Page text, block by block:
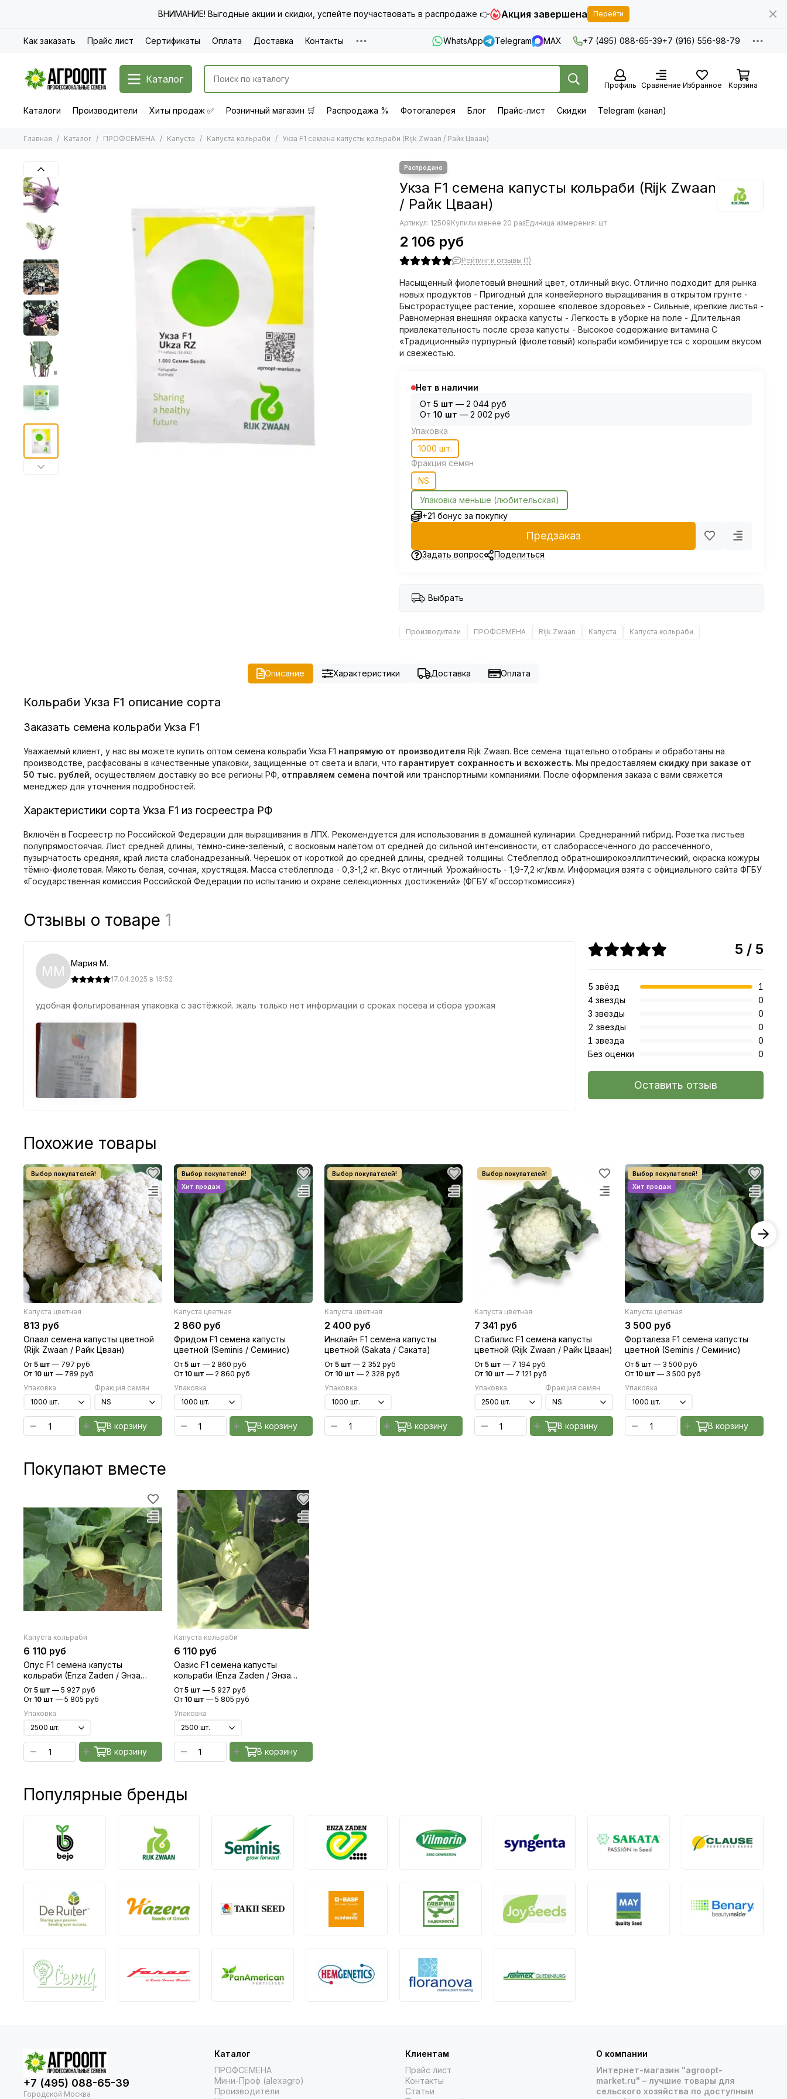
ВНИМАНИЕ! Выгодные акции и скидки, успейте поучаствовать в распродаже 👉 Акция завершена Перейти
Как заказать Прайс лист Сертификаты Оплата Доставка Контакты WhatsApp Telegram MAX +7 (495) 088-65-39+7 (916) 556-98-79
Каталог
Профиль Сравнение Избранное Корзина
Каталоги Производители Хиты продаж ✅ Розничный магазин 🛒 Распродажа % Фотогалерея Блог Прайс-лист Скидки Telegram (канал)
Главная Каталог ПРОФСЕМЕНА Капуста Капуста кольраби Укза F1 семена капусты кольраби (Rijk Zwaan / Райк Цваан)
Укза F1 семена капусты кольраби (Rijk Zwaan
/ Райк Цваан)
Артикул: 12509Купили менее 20 разЕдиница измерения: шт
2 106 руб
Рейтинг и отзывы (1)
Насыщенный фиолетовый внешний цвет, отличный вкус. Отлично подходит для рынка
новых продуктов - Пригодный для конвейерного выращивания в открытом грунте -
Быстрорастущее растение, хорошее «полевое здоровье» - Сильные, крепкие листья -
Равномерная внешняя окраска капусты - Легкость в уборке на поле - Длительная
привлекательность после среза капусты - Высокое содержание витамина С
«Традиционный» пурпурный (фиолетовый) кольраби комбинируется с хорошим вкусом
и свежестью.
Нет в наличии
От 5 шт — 2 044 руб
От 10 шт — 2 002 руб
Упаковка
1000 шт.
Фракция семян
NS
Упаковка меньше (любительская)
+21 бонус за покупку
Предзаказ
Задать вопрос Поделиться
Выбрать
Производители ПРОФСЕМЕНА Rijk Zwaan Капуста Капуста кольраби
Описание Характеристики Доставка Оплата
Кольраби Укза F1 описание сорта
Заказать семена кольраби Укза F1
Уважаемый клиент, у нас вы можете купить оптом семена кольраби Укза F1 напрямую от производителя Rijk Zwaan. Все семена тщательно отобраны и обработаны на
производстве, расфасованы в качественные упаковки, защищенные от света и влаги, что гарантирует сохранность и всхожесть. Мы предоставляем скидку при заказе от
50 тыс. рублей , осуществляем доставку во все регионы РФ, отправляем семена почтой или транспортными компаниями. После оформления заказа с вами свяжется
менеджер для уточнения подробностей.
Характеристики сорта Укза F1 из госреестра РФ
Включён в Госреестр по Российской Федерации для выращивания в ЛПХ. Рекомендуется для использования в домашней кулинарии. Среднеранний гибрид. Розетка листьев
полупрямостоячая. Лист средней длины, тёмно-сине-зелёный, с восковым налётом от средней до сильной интенсивности, от слаборассечённого до рассечённого,
пузырчатость средняя, край листа слабонадрезанный. Черешок от короткой до средней длины, средней толщины. Стеблеплод обратноширокоэллиптический, окраска кожуры
тёмно-фиолетовая. Мякоть белая, сочная, хрустящая. Масса стеблеплода - 0,3-1,2 кг. Вкус отличный. Урожайность - 1,9-7,2 кг/кв.м. Информация взята с официального сайта ФГБУ
«Государственная комиссия Российской Федерации по иcпытанию и охране селекционных достижений» (ФГБУ «Госсорткомиссия»)
Отзывы о товаре 1
ММ Мария М.
17.04.2025 в 16:52
удобная фольгированная упаковка с застёжкой. жаль только нет информации о сроках посева и сбора урожая
5 / 5
5 звёзд
1
4 звезды
0
3 звезды
0
2 звезды
0
1 звезда
0
Без оценки
0
Оставить отзыв
Похожие товары
Капуста цветная
813 руб
Опаал семена капусты цветной
(Rijk Zwaan / Райк Цваан)
От 5 шт — 797 руб
От 10 шт — 789 руб
Упаковка
Фракция семян
В корзину
Капуста цветная
2 860 руб
Фридом F1 семена капусты
цветной (Seminis / Семинис)
От 5 шт — 2 860 руб
От 10 шт — 2 860 руб
Упаковка
В корзину
Капуста цветная
2 400 руб
Инклайн F1 семена капусты
цветной (Sakata / Саката)
От 5 шт — 2 352 руб
От 10 шт — 2 328 руб
Упаковка
В корзину
Капуста цветная
7 341 руб
Стабилис F1 семена капусты
цветной (Rijk Zwaan / Райк Цваан)
От5 шт — 7 194 руб
От 10 шт — 7 121 руб
Упаковка
Фракция семян
В корзину
Капуста цветная
3 500 руб
Форталеза F1 семена капусты
цветной (Seminis / Семинис)
От5 шт — 3 500 руб
От 10 шт — 3 500 руб
Упаковка
В корзину
Покупают вместе
Капуста кольраби
6 110 руб
Опус F1 семена капусты
кольраби (Enza Zaden / Энза
Заден)
От 5 шт — 5 927 руб
От 10 шт — 5 805 руб
Упаковка
В корзину
Капуста кольраби
6 110 руб
Оазис F1 семена капусты
кольраби (Enza Zaden / Энза
Заден)
От 5 шт — 5 927 руб
От 10 шт — 5 805 руб
Упаковка
В корзину
Популярные бренды
+7 (495) 088-65-39
Каталог
ПРОФСЕМЕНА
Мини-Проф (alexagro)
Производители
Клиентам
Прайс лист
Контакты
Статьи
О компании
Интернет-магазин "agroopt-
market.ru" – лучшие товары для
сельского хозяйства по доступным